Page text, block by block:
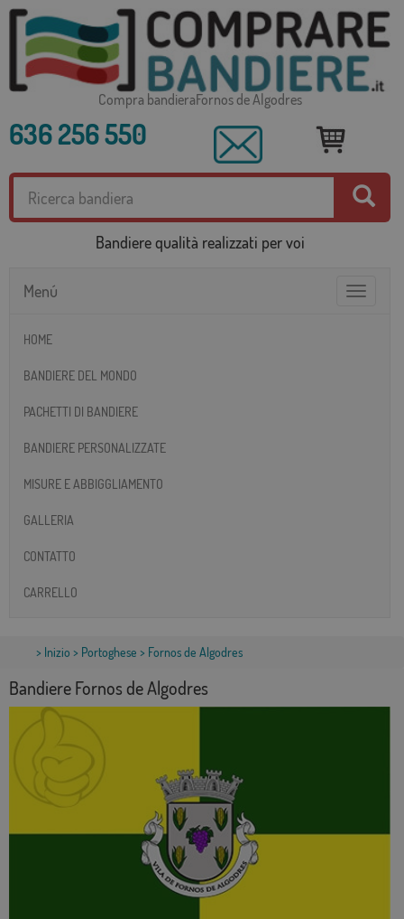
Compra bandieraFornos de Algodres
636 256 550
Bandiere qualità realizzati per voi
Toggle
Menú
HOME
BANDIERE DEL MONDO
PACHETTI DI BANDIERE
BANDIERE PERSONALIZZATE
MISURE E ABBIGGLIAMENTO
GALLERIA
CONTATTO
CARRELLO
> Inizio > Portoghese > Fornos de Algodres
Bandiere Fornos de Algodres